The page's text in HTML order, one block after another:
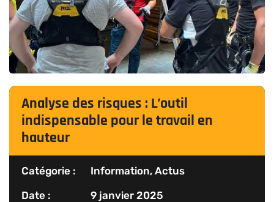
Analyse des risques : L’outil
indispensable pour le travail en
hauteur
Catégorie : Information,Actus
Date :
9 janvier 2025